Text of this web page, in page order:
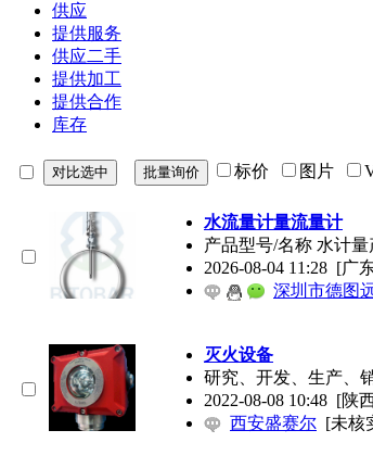
供应
提供服务
供应二手
提供加工
提供合作
库存
标价 图片
水流量计量流量计
产品型号/名称 水计
2026-08-04 11:28 [广
深圳市德图
灭火设备
研究、开发、生产、
2022-08-08 10:48 [陕
西安盛赛尔 [未核